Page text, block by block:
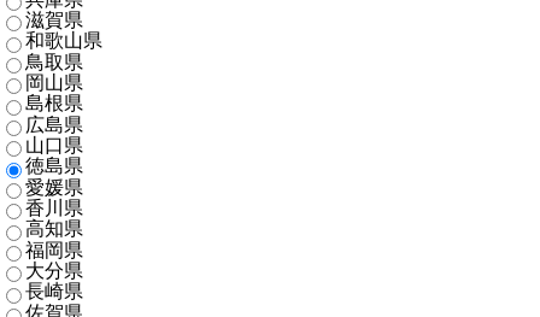
滋賀県
和歌山県
鳥取県
岡山県
島根県
広島県
山口県
徳島県
愛媛県
香川県
高知県
福岡県
大分県
長崎県
佐賀県